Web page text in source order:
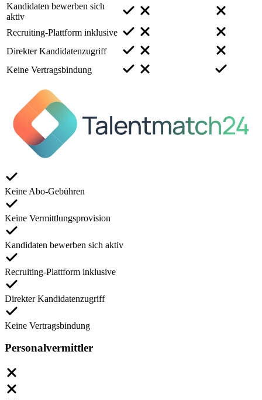
Kandidaten bewerben sich
aktiv
Recruiting-Plattform inklusive
Direkter Kandidatenzugriff
Keine Vertragsbindung
Keine Abo-Gebühren
Keine Vermittlungsprovision
Kandidaten bewerben sich aktiv
Recruiting-Plattform inklusive
Direkter Kandidatenzugriff
Keine Vertragsbindung
Personalvermittler